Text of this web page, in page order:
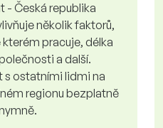
- Česká republika
několik faktorů,
pracuje, délka
a další.
s ostatními lidmi na
regionu bezplatně